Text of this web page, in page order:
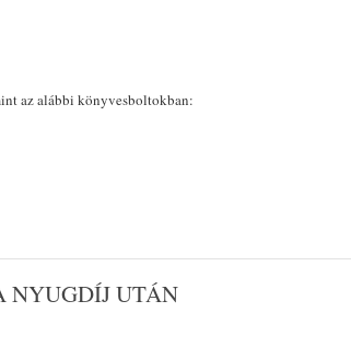
az alábbi könyvesboltokban:
NYUGDÍJ UTÁN